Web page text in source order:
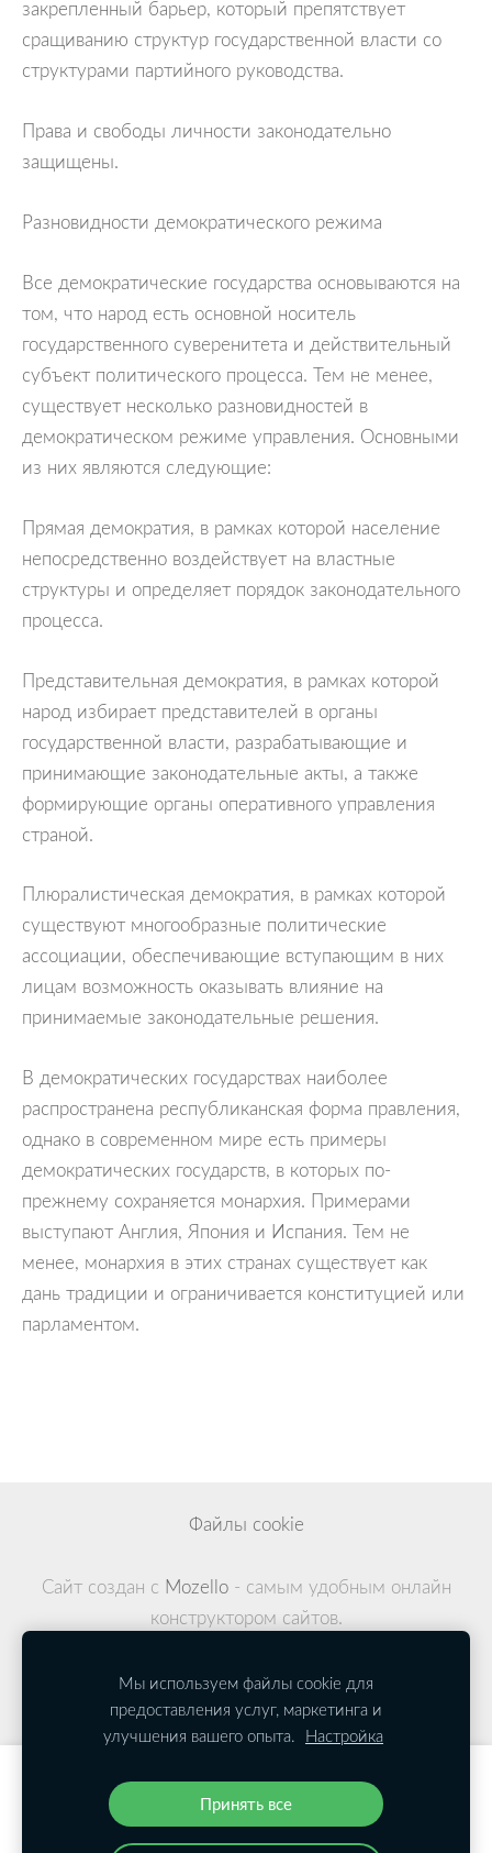
закрепленный барьер, который препятствует
сращиванию структур государственной власти со
структурами партийного руководства.
Права и свободы личности законодательно
защищены.
Разновидности демократического режима
Все демократические государства основываются на
том, что народ есть основной носитель
государственного суверенитета и действительный
субъект политического процесса. Тем не менее,
существует несколько разновидностей в
демократическом режиме управления. Основными
из них являются следующие:
Прямая демократия, в рамках которой население
непосредственно воздействует на властные
структуры и определяет порядок законодательного
процесса.
Представительная демократия, в рамках которой
народ избирает представителей в органы
государственной власти, разрабатывающие и
принимающие законодательные акты, а также
формирующие органы оперативного управления
страной.
Плюралистическая демократия, в рамках которой
существуют многообразные политические
ассоциации, обеспечивающие вступающим в них
лицам возможность оказывать влияние на
принимаемые законодательные решения.
В демократических государствах наиболее
распространена республиканская форма правления,
однако в современном мире есть примеры
демократических государств, в которых по-
прежнему сохраняется монархия. Примерами
выступают Англия, Япония и Испания. Тем не
менее, монархия в этих странах существует как
дань традиции и ограничивается конституцией или
парламентом.
Файлы cookie
Сайт создан с Mozello- самым удобным онлайн
конструктором сайтов.
Создайте свой веб-сайт или интернет-
магазин с Mozello.
Мы используем файлы cookie для
предоставления услуг, маркетинга и
улучшения вашего опыта. Настройка
Принять все